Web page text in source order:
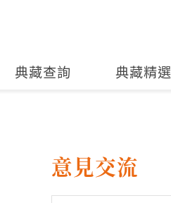
典藏查詢 典藏精選
意見交流